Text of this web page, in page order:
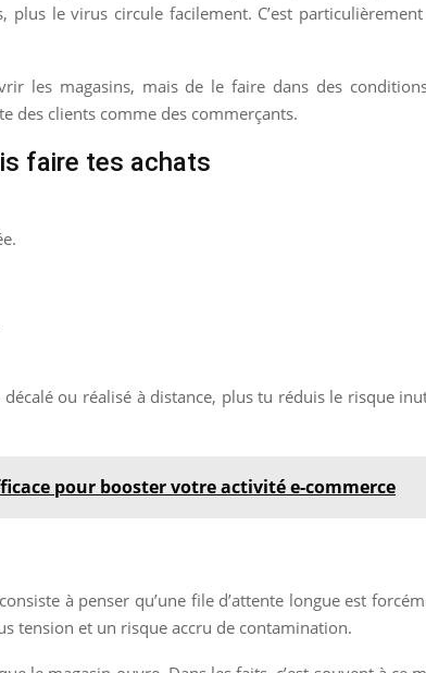
le virus circule facilement. C’est
les magasins, mais de le faire dans des
des clients comme des commerçants.
faire tes achats
ou réalisé à distance, plus tu réduis le risque
pour booster votre activité e-commerce
à penser qu’une file d’attente longue est
tension et un risque accru de contamination.